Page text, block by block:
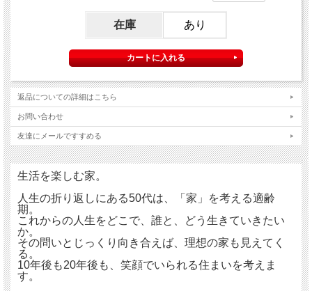
在庫 あり
返品についての詳細はこちら
お問い合わせ
友達にメールですすめる
生活を楽しむ家。
人生の折り返しにある50代は、「家」を考える適齢
期。
これからの人生をどこで、誰と、どう生きていきたい
か。
その問いとじっくり向き合えば、理想の家も見えてく
る。
10年後も20年後も、笑顔でいられる住まいを考えま
す。